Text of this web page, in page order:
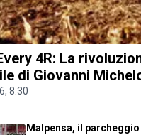
4R: La
di Giovanni
8.30
Malpensa, il